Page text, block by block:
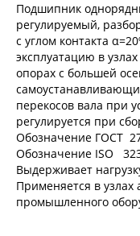
Подшипник
регулируемый,
с углом контакта
эксплуатацию в
опорах с большей
перекосов вала при
регулируется при
Обозначение ГОСТ
Обозначение ISO
Выдерживает
Применяется в узлах
промышленного